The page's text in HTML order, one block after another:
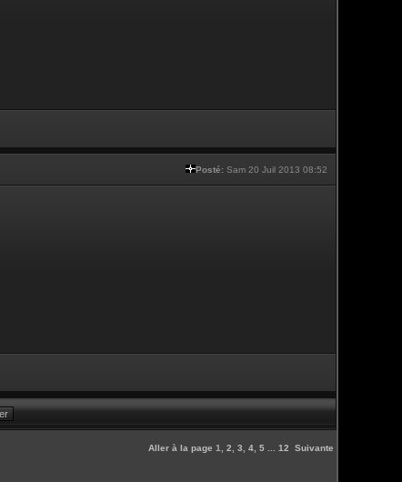
Posté: Sam 20 Juil 2013 08:52
Aller à la page 1 2 3 4 5 12 Suivante